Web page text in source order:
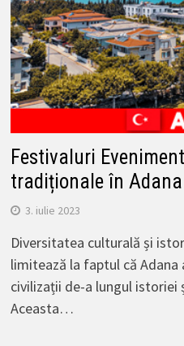
Festivaluri
tradiționale în Adana
3. iulie 2023
Diversitatea culturală și
limitează la faptul că
civilizații de-a lungul istoriei
Aceasta…